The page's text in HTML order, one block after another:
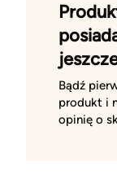
Bądź
produkt i
opinię o